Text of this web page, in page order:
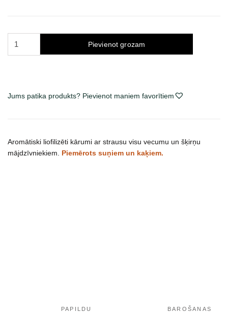
Ostrich
Pievienot grozam
Jums patika produkts? Pievienot maniem favorītiem
Aromātiski liofilizēti kārumi ar strausu visu vecumu un šķirņu
mājdzīvniekiem. Piemērots suņiem un kaķiem.
PAPILDU BAROŠANAS